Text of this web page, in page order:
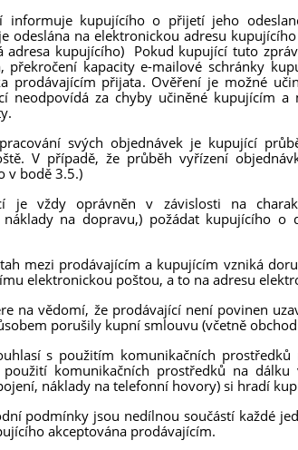
informuje kupujícího o přijetí jeho
odeslána na elektronickou adresu
adresa kupujícího) Pokud kupující tuto
překročení kapacity e-mailové schránky
prodávajícím přijata. Ověření je možné
neodpovídá za chyby učiněné kupujícím
svých objednávek je kupující
V případě, že průběh vyřízení
v bodě 3.5.)
je vždy oprávněn v závislosti na
náklady na dopravu,) požádat kupujícího
mezi prodávajícím a kupujícím vzniká
elektronickou poštou, a to na adresu
na vědomí, že prodávající není povinen
porušily kupní smlouvu (včetně
s použitím komunikačních
komunikačních prostředků na
náklady na telefonní hovory) si hradí
podmínky jsou nedílnou součástí každé
akceptována prodávajícím.